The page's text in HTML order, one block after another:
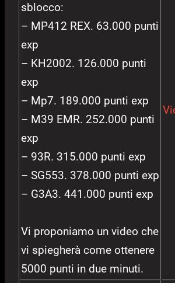
sblocco:
– MP412 REX. 63.000 punti
exp
– KH2002. 126.000 punti
exp
– Mp7. 189.000 punti exp
– M39 EMR. 252.000 punti
exp
– 93R. 315.000 punti exp
– SG553. 378.000 punti exp
– G3A3. 441.000 punti exp
Vi proponiamo un video che
vi spiegherà come ottenere
5000 punti in due minuti.